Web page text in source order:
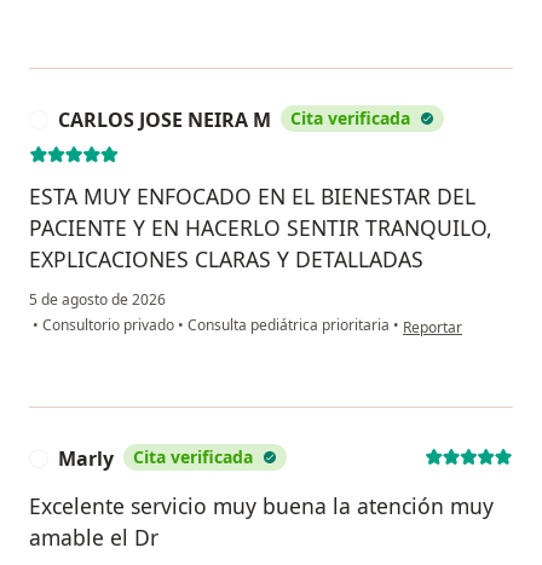
CARLOS JOSE NEIRA M Cita verificada
ESTA MUY ENFOCADO EN EL BIENESTAR DEL
PACIENTE Y EN HACERLO SENTIR TRANQUILO,
EXPLICACIONES CLARAS Y DETALLADAS
5 de agosto de 2026
• Consultorio privado • Consulta pediátrica prioritaria • en opinión del
Reportar
Marly Cita verificada
Excelente servicio muy buena la atención muy
amable el Dr